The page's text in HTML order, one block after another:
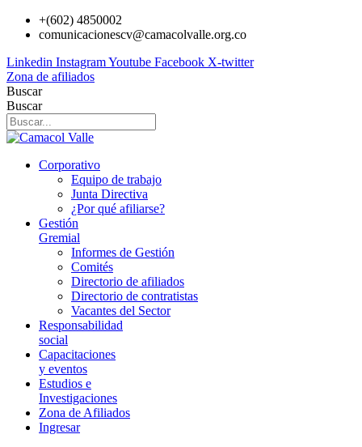
+(602) 4850002
comunicacionescv@camacolvalle.org.co
Linkedin InstagramYoutube Facebook X-twitter
Zona de afiliados
Buscar
Buscar
Corporativo
Equipo de trabajo
Junta Directiva
¿Por qué afiliarse?
Gestión
Gremial
Informes de Gestión
Comités
Directorio de afiliados
Directorio de contratistas
Vacantes del Sector
Responsabilidad
social
Capacitaciones
y eventos
Estudios e
Investigaciones
Zona de Afiliados
Ingresar